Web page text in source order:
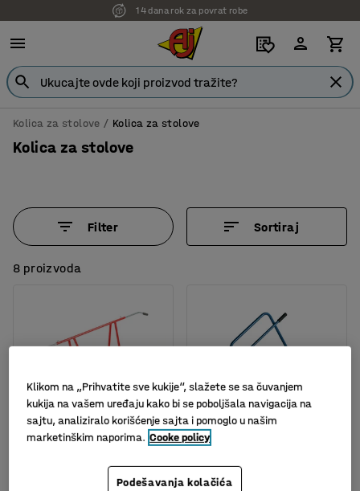
7 godina garancije
Kolica za stolove Kolica za stolove
Kolica za stolove
Filter Sortiraj
8 proizvoda
Kolica za pločaste
Kolica za table, sa
ručkama, nosivost 200
Klikom na „Prihvatite sve kukije“, slažete se sa čuvanjem
kukija na vašem uređaju kako bi se poboljšala navigacija na
sajtu, analiziralo korišćenje sajta i pomoglo u našim
marketinškim naporima. Cooke policy
Podešavanja kolačića